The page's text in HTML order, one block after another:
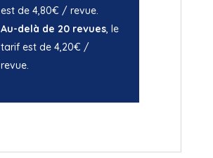
est de 4,80€ / revue.
Au-delà de 20 revues, le
tarif est de 4,20€ /
revue.